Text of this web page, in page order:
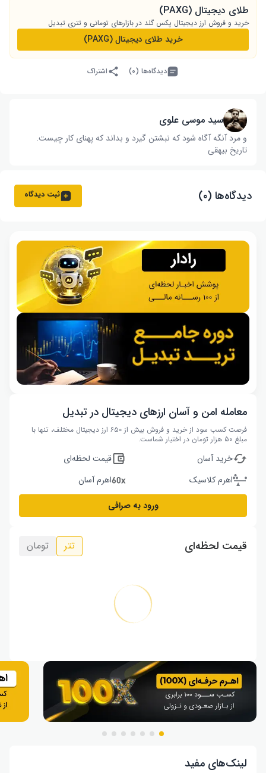
طلای دیجیتال (PAXG)
خرید و فروش ارز دیجیتال پکس گلد در بازارهای تومانی و تتری تبدیل
خرید طلای دیجیتال (PAXG)
دیدگاه‌ها (۰) اشتراک
سید موسی علوی
و مرد آنگه آگاه شود که نبشتن گیرد و بداند که پهنای کار چیست‌.
تاریخ بیهقی
دیدگاه‌ها (۰) ثبت دیدگاه
معامله امن و آسان ارزهای دیجیتال در تبدیل
فرصت کسب سود از خرید و فروش بیش از ۶۵۰ ارز دیجیتال مختلف، تنها با
مبلغ ۵۰ هزار تومان در اختیار شماست.
خرید آسان
قیمت لحظه‌ای
اهرم کلاسیک
اهرم آسان
ورود به صرافی
قیمت لحظه‌ای تتر تومان
لینک‌های مفید